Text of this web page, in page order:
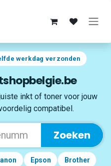
werkdag verzonden
inkt of toner voor jouw
compatibel.
Zoeken
Epson Brother